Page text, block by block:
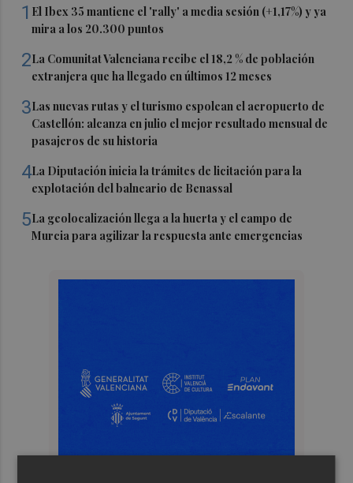
1 El Ibex 35 mantiene el 'rally' a media sesión (+1,17%) y ya
mira a los 20.300 puntos
2La Comunitat Valenciana recibe el 18,2 % de población
extranjera que ha llegado en últimos 12 meses
3Las nuevas rutas y el turismo espolean el aeropuerto de
Castellón: alcanza en julio el mejor resultado mensual de
pasajeros de su historia
4La Diputación inicia la trámites de licitación para la
explotación del balneario de Benassal
5La geolocalización llega a la huerta y el campo de
Murcia para agilizar la respuesta ante emergencias